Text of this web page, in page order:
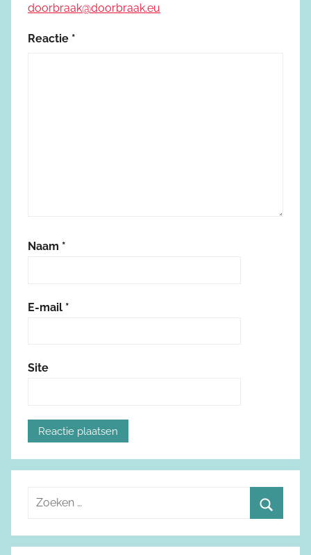
doorbraak@doorbraak.eu
Reactie *
Naam *
E-mail *
Site
e
o